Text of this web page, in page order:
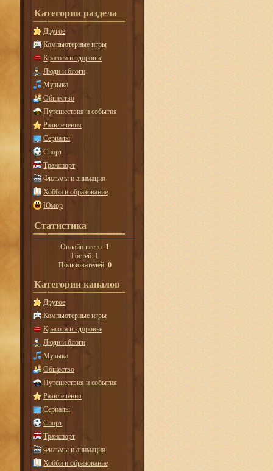
Категории раздела
Другое
Компьютерные игры
Красота и здоровье
Люди и блоги
Музыка
Общество
Путешествия и события
Развлечения
Сериалы
Спорт
Транспорт
Фильмы и анимация
Хобби и образование
Юмор
Статистика
Онлайн всего: 1
Гостей: 1
Пользователей: 0
Категории каналов
Другое
Компьютерные игры
Красота и здоровье
Люди и блоги
Музыка
Общество
Путешествия и события
Развлечения
Сериалы
Спорт
Транспорт
Фильмы и анимация
Хобби и образование